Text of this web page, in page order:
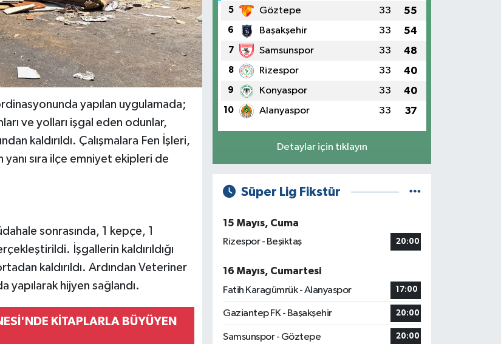
yapılan uygulamada;
ve yolları işgal eden odunlar,
kaldırıldı. Çalışmalara Fen İşleri,
sıra ilçe emniyet ekipleri de
sonrasında, 1 kepçe, 1
İşgallerin kaldırıldığı
kaldırıldı. Ardından Veteriner
yapılarak hijyen sağlandı.
KİTAPLARLA BÜYÜYEN
5 Göztepe 33 55
6 Başakşehir 33 54
7 Samsunspor 33 48
8 Rizespor 33 40
9 Konyaspor 33 40
10 Alanyaspor 33 37
Detaylar için tıklayın
Süper Lig Fikstür
15 Mayıs, Cuma
Rizespor - Beşiktaş
20:00
16 Mayıs, Cumartesi
Fatih Karagümrük - Alanyaspor
17:00
Gaziantep FK - Başakşehir 20:00
Samsunspor - Göztepe 20:00